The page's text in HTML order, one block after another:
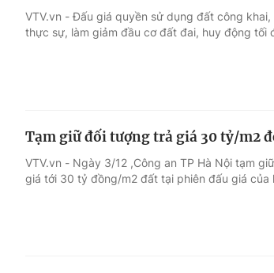
VTV.vn - Đấu giá quyền sử dụng đất công
thực sự, làm giảm đầu cơ đất đai, huy động tối
Tạm giữ đối tượng trả giá 30 tỷ/m2
VTV.vn - Ngày 3/12 ,Công an TP Hà Nội tạm
giá tới 30 tỷ đồng/m2 đất tại phiên đấu giá của